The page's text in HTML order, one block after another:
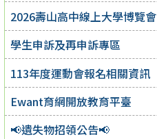
2026壽山高中線上大學博覽會
學生申訴及再申訴專區
113年度運動會報名相關資訊
Ewant育網開放教育平臺
📢遺失物招領公告📢